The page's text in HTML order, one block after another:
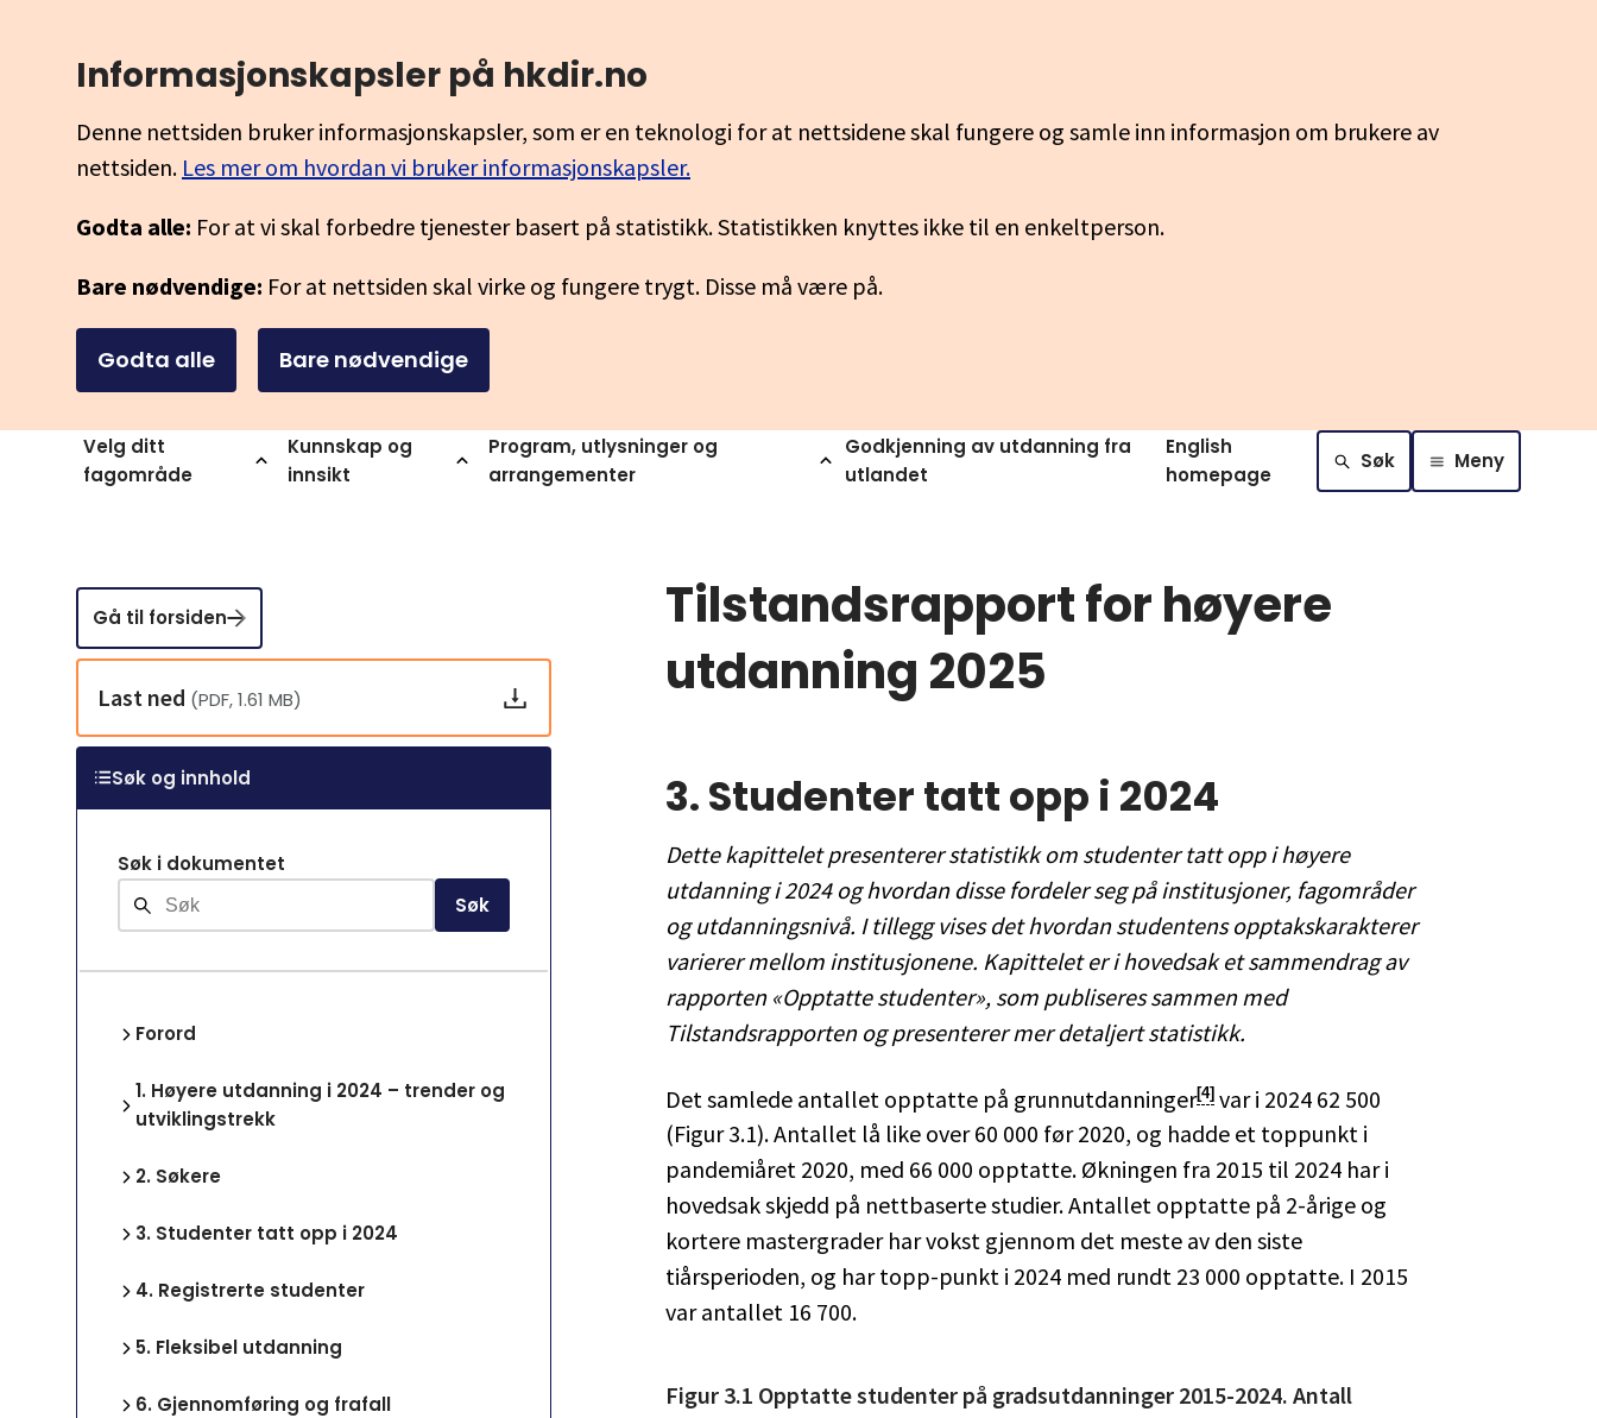
Informasjonskapsler på hkdir.no
Denne nettsiden bruker informasjonskapsler, som er en teknologi for at nettsidene skal fungere og samle inn informasjon om brukere av
nettsiden. Les mer om hvordan vi bruker informasjonskapsler.
Godta alle: For at vi skal forbedre tjenester basert på statistikk. Statistikken knyttes ikke til en enkeltperson.
Bare nødvendige: For at nettsiden skal virke og fungere trygt. Disse må være på.
Godta alle Bare nødvendige
Velg ditt
fagområde
Kunnskap og
innsikt
Program, utlysninger og
arrangementer
Godkjenning av utdanning fra
utlandet
English
homepage
Søk Meny
Gå til forsiden
Last ned (PDF, 1.61 MB)
Søk og innhold
Søk i dokumentet
Søk
Forord
1. Høyere utdanning i 2024 – trender og
utviklingstrekk
2. Søkere
3. Studenter tatt opp i 2024
4. Registrerte studenter
5. Fleksibel utdanning
6. Gjennomføring og frafall
Tilstandsrapport for høyere
utdanning 2025
3.Studenter tatt opp i 2024
Dette kapittelet presenterer statistikk om studenter tatt opp i høyere
utdanning i 2024 og hvordan disse fordeler seg på institusjoner, fagområder
og utdanningsnivå. I tillegg vises det hvordan studentens opptakskarakterer
varierer mellom institusjonene. Kapittelet er i hovedsak et sammendrag av
rapporten «Opptatte studenter», som publiseres sammen med
Tilstandsrapporten og presenterer mer detaljert statistikk.
Det samlede antallet opptatte på grunnutdanninger[4] var i 2024 62 500
(Figur 3.1). Antallet lå like over 60 000 før 2020, og hadde et toppunkt i
pandemiåret 2020, med 66 000 opptatte. Økningen fra 2015 til 2024 har i
hovedsak skjedd på nettbaserte studier. Antallet opptatte på 2-årige og
kortere mastergrader har vokst gjennom det meste av den siste
tiårsperioden, og har topp-punkt i 2024 med rundt 23 000 opptatte. I 2015
var antallet 16 700.
Figur 3.1 Opptatte studenter på gradsutdanninger 2015-2024. Antall